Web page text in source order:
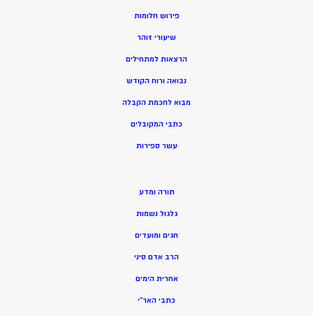
פירוש חלומות
שיעורי זוהר
הרצאות למתחילים
נבואה ורוח הקודש
מבוא לחכמת הקבלה
כתבי המקובלים
עשר ספירות
תורה ומדע
גלגול נשמות
חגים ומועדים
הרב אדם סיני
אחרית הימים
כתבי האר”י